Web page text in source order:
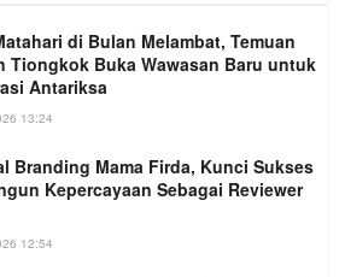
di Bulan Melambat, Temuan
Tiongkok Buka Wawasan Baru untuk
Antariksa
13:24
Branding Mama Firda, Kunci Sukses
Kepercayaan Sebagai Reviewer
12:54